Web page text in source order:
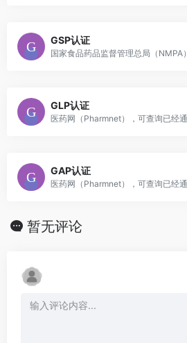
GSP认证
GLP认证
GAP认证
暂无评论